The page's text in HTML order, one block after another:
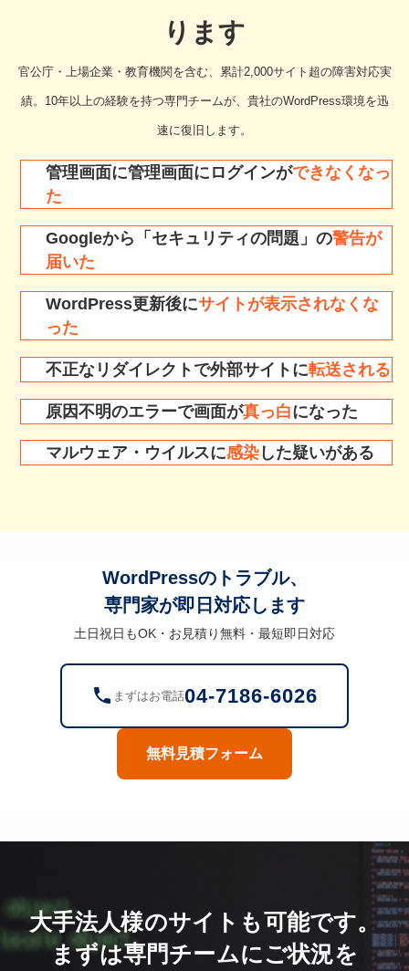
ります
官公庁・上場企業・教育機関を含む、累計2,000サイト超の障害対応実
績。10年以上の経験を持つ専門チームが、貴社のWordPress環境を迅
速に復旧します。
管理画面に管理画面にログインができなくなっ
た
Googleから「セキュリティの問題」の警告が
届いた
WordPress更新後にサイトが表示されなくな
った
不正なリダイレクトで外部サイトに転送される
原因不明のエラーで画面が真っ白になった
マルウェア・ウイルスに感染 した疑いがある
WordPressのトラブル、
専門家が即日対応します
土日祝日もOK・お見積り無料・最短即日対応
まずはお電話04-7186-6026
無料見積フォーム
大手法人様のサイトも可能です。
まずは専門チームにご状況を